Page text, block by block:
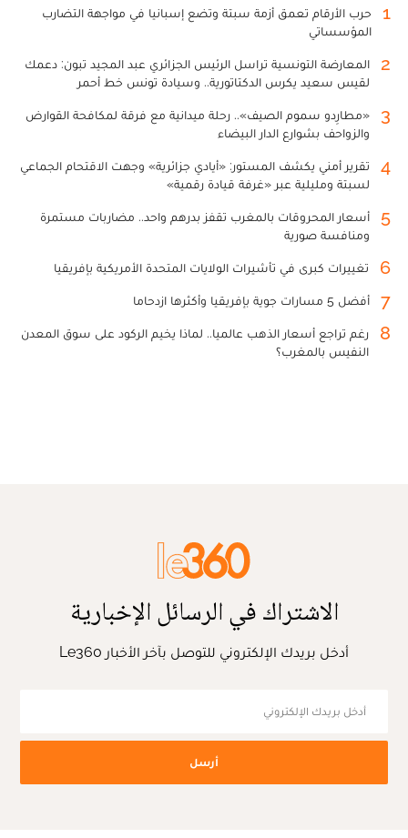
1
حرب الأرقام تعمق أزمة سبتة وتضع إسبانيا في مواجهة التضارب
المؤسساتي
2
المعارضة التونسية تراسل الرئيس الجزائري عبد المجيد تبون: دعمك
لقيس سعيد يكرس الدكتاتورية.. وسيادة تونس خط أحمر
3
«مطارِدو سموم الصيف».. رحلة ميدانية مع فرقة لمكافحة القوارض
والزواحف بشوارع الدار البيضاء
4
تقرير أمني يكشف المستور: «أيادي جزائرية» وجهت الاقتحام الجماعي
لسبتة ومليلية عبر «غرفة قيادة رقمية»
5
أسعار المحروقات بالمغرب تقفز بدرهم واحد.. مضاربات مستمرة
ومنافسة صورية
6 تغييرات كبرى في تأشيرات الولايات المتحدة الأمريكية بإفريقيا
7 أفضل 5 مسارات جوية بإفريقيا وأكثرها ازدحاما
8
رغم تراجع أسعار الذهب عالميا.. لماذا يخيم الركود على سوق المعدن
النفيس بالمغرب؟
الاشتراك في الرسائل الإخبارية
أدخل بريدك الإلكتروني للتوصل بآخر الأخبار Le360
أرسل